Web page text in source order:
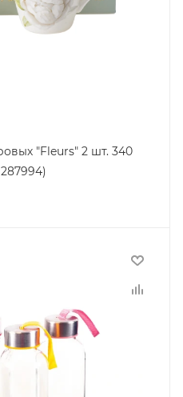
"Fleurs" 2 шт. 340